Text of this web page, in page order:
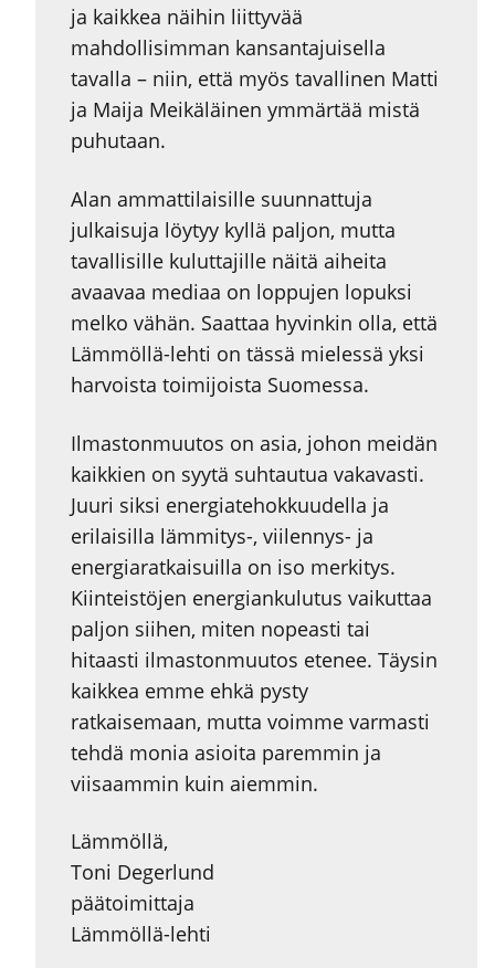
ja kaikkea näihin liittyvää
mahdollisimman kansantajuisella
tavalla – niin, että myös tavallinen Matti
ja Maija Meikäläinen ymmärtää mistä
puhutaan.
Alan ammattilaisille suunnattuja
julkaisuja löytyy kyllä paljon, mutta
tavallisille kuluttajille näitä aiheita
avaavaa mediaa on loppujen lopuksi
melko vähän. Saattaa hyvinkin olla, että
Lämmöllä-lehti on tässä mielessä yksi
harvoista toimijoista Suomessa.
Ilmastonmuutos on asia, johon meidän
kaikkien on syytä suhtautua vakavasti.
Juuri siksi energiatehokkuudella ja
erilaisilla lämmitys-, viilennys- ja
energiaratkaisuilla on iso merkitys.
Kiinteistöjen energiankulutus vaikuttaa
paljon siihen, miten nopeasti tai
hitaasti ilmastonmuutos etenee. Täysin
kaikkea emme ehkä pysty
ratkaisemaan, mutta voimme varmasti
tehdä monia asioita paremmin ja
viisaammin kuin aiemmin.
Lämmöllä,
Toni Degerlund
päätoimittaja
Lämmöllä-lehti